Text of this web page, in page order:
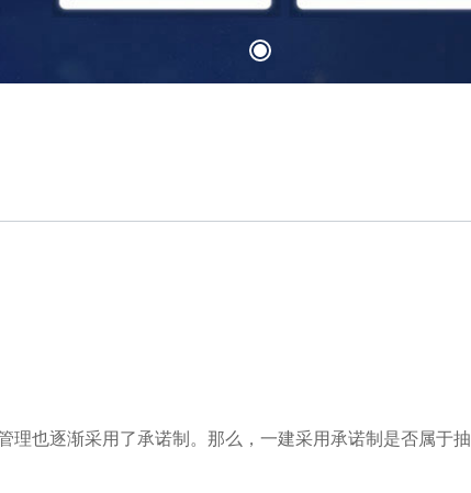
也逐渐采用了承诺制。那么，一建采用承诺制是否属于抽